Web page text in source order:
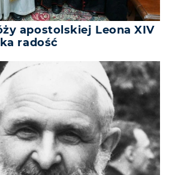
apostolskiej Leona XIV
radość